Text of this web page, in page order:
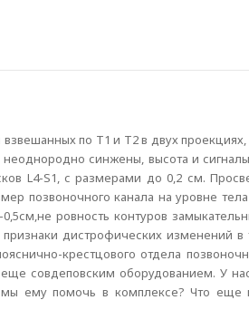
по Т1 и Т2 в двух
синжены, высота и
L4-S1, с размерами до 0,2 см.
позвоночного канала на уровне
ровность контуров
дистрофических изменений
крестцового отдела
совдеповским оборудованием. У
ему помочь в комплексе? Что еще